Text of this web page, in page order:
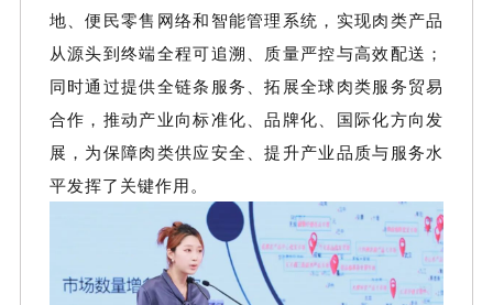
地、便民零售网络和智能管理系统，实现肉类产品
从源头到终端全程可追溯、质量严控与高效配送；
同时通过提供全链条服务、拓展全球肉类服务贸易
合作，推动产业向标准化、品牌化、国际化方向发
展，为保障肉类供应安全、提升产业品质与服务水
平发挥了关键作用。